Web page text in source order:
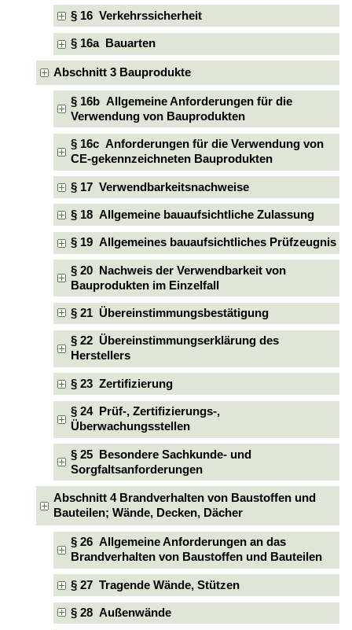
§ 16 Verkehrssicherheit
§ 16a Bauarten
Abschnitt 3 Bauprodukte
§ 16b Allgemeine Anforderungen für die
Verwendung von Bauprodukten
§ 16c Anforderungen für die Verwendung von
CE-gekennzeichneten Bauprodukten
§ 17 Verwendbarkeitsnachweise
§ 18 Allgemeine bauaufsichtliche Zulassung
§ 19 Allgemeines bauaufsichtliches Prüfzeugnis
§ 20 Nachweis der Verwendbarkeit von
Bauprodukten im Einzelfall
§ 21 Übereinstimmungsbestätigung
§ 22 Übereinstimmungserklärung des
Herstellers
§ 23 Zertifizierung
§ 24 Prüf-, Zertifizierungs-,
Überwachungsstellen
§ 25 Besondere Sachkunde- und
Sorgfaltsanforderungen
Abschnitt 4 Brandverhalten von Baustoffen und
Bauteilen; Wände, Decken, Dächer
§ 26 Allgemeine Anforderungen an das
Brandverhalten von Baustoffen und Bauteilen
§ 27 Tragende Wände, Stützen
§ 28 Außenwände